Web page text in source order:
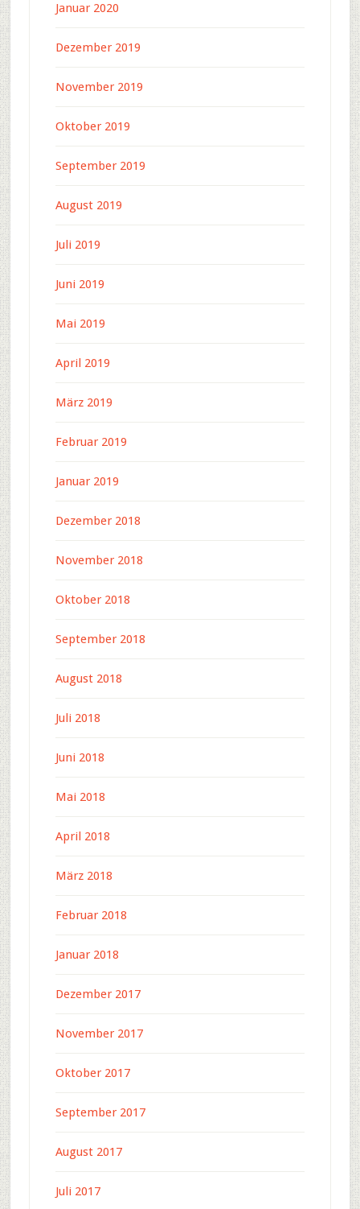
Januar 2020
Dezember 2019
November 2019
Oktober 2019
September 2019
August 2019
Juli 2019
Juni 2019
Mai 2019
April 2019
März 2019
Februar 2019
Januar 2019
Dezember 2018
November 2018
Oktober 2018
September 2018
August 2018
Juli 2018
Juni 2018
Mai 2018
April 2018
März 2018
Februar 2018
Januar 2018
Dezember 2017
November 2017
Oktober 2017
September 2017
August 2017
Juli 2017